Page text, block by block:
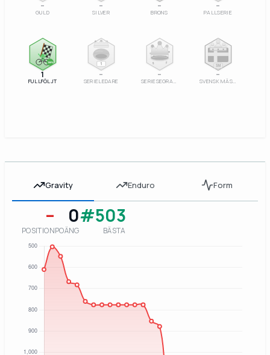
Gravity Enduro Form
–
POSITION
0
POÄNG
#503
BÄSTA
–
GULD
–
SILVER
–
BRONS
–
PALLSERIE
100%
1
FULLFÖLJT
1
–
SERIELEDARE
–
SERIESEGRARE
SM
–
SVENSK MÄSTARE